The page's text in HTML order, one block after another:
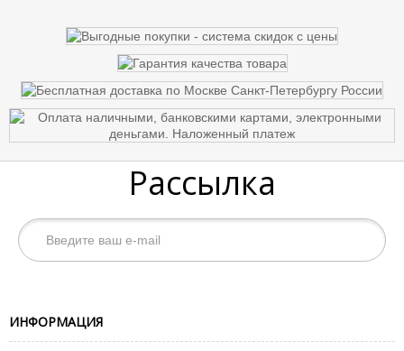
Рассылка
ИНФОРМАЦИЯ